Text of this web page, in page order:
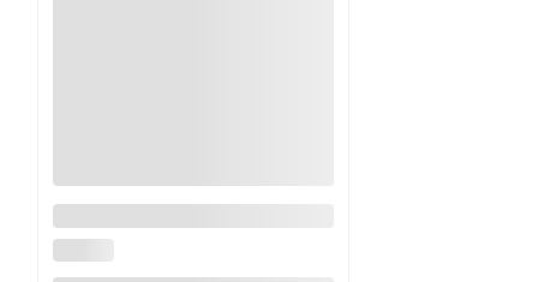
Komplet kółek do parkietów